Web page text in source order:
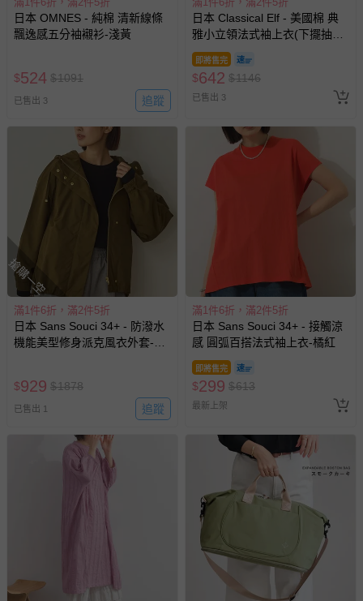
日本 OMNES - 純棉 清新線條
飄逸感五分袖襯衫-淺黃
$524 $1091
已售出 3 追蹤
日本 Classical Elf - 美國棉 典
雅小立領法式袖上衣(下擺抽
繩)-黑白條紋
即將售完
$642 $1146
已售出 3
搶購一空
滿1件6折，滿2件5折
日本 Sans Souci 34+ - 防潑水
機能美型修身派克風衣外套-軍
$929 $1878
已售出 1 追蹤
滿1件6折，滿2件5折
日本 Sans Souci 34+ - 接觸涼
感 圓弧百搭法式袖上衣-橘紅
即將售完
$299 $613
最新上架